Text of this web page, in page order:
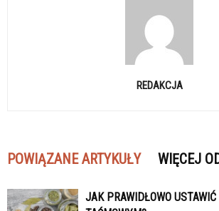
REDAKCJA
POWIĄZANE ARTYKUŁY WIĘCEJ
JAK PRAWIDŁOWO